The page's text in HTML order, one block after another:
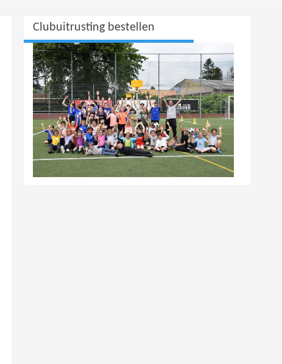
Clubuitrusting bestellen